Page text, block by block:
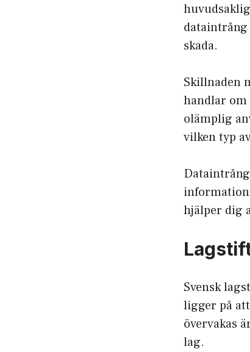
skada.
Skillnaden
handlar
olämplig
vilken typ
hjälper dig
Svensk
ligger på
övervakas
lag.